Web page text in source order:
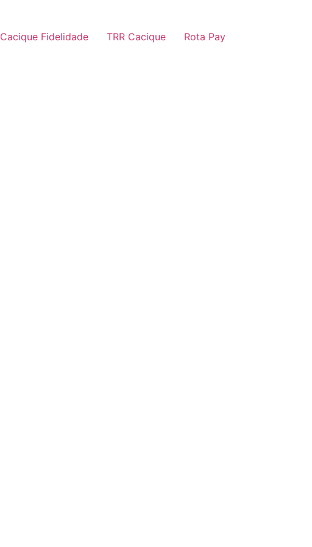
Cacique Fidelidade TRR Cacique Rota Pay